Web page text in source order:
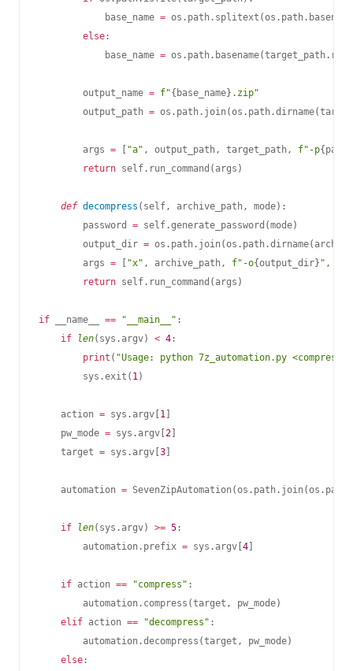
            base_name
= os . path . splitext (os . path . basename
else :
            base_name
= os . path . basename(target_path .
        output_name
= f"{ base_name} .zip"
        output_path
= os . path . join(os . path .dirname(
        args
= [ "a" , output_path , target_path , f"-p{
return self . run_command ( args )
def decompress ( self , archive_path , mode) :
        password
= self .generate_password (mode)
        output_dir
= os . path . join(os . path .dirname(
        args
= [ "x" , archive_path , f"-o{output_dir} " ,
return self . run_command ( args )
if __name__ == "__main__" :
if
len( sys . argv) < 4 :
print ( "Usage: python 7z_automation.py
        sys
.exit ( 1 )
    action
= sys . argv [1 ]
    pw_mode
= sys . argv [2]
    target
= sys . argv [3]
    automation
= SevenZipAutomation(os . path . join(os . path
if len( sys . argv) >= 5 :
        automation
. prefix = sys . argv [4]
if action == "compress" :
        automation
. compress (target , pw_mode)
elif action == "decompress" :
        automation
.decompress (target , pw_mode)
else :